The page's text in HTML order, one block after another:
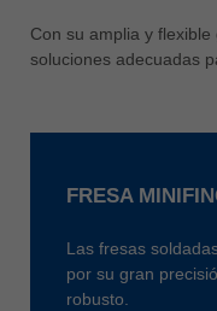
Con su amplia y
soluciones adecuadas
FRESA
Las fresas
por su gran
robusto.